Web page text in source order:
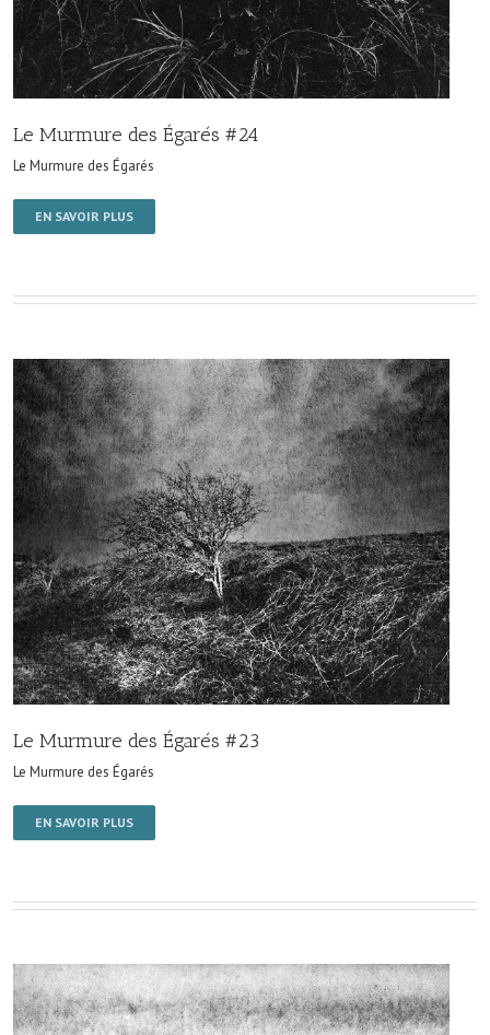
Le Murmure des Égarés #24
Le Murmure des Égarés
EN SAVOIR PLUS
Le Murmure des Égarés #23
Le Murmure des Égarés
EN SAVOIR PLUS